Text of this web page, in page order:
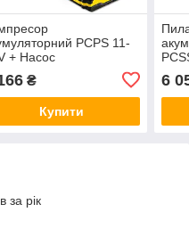
PCPS 11-
+ Насос
PCPS 12-
Trotec + кейс
₴
Купити
6
за рік